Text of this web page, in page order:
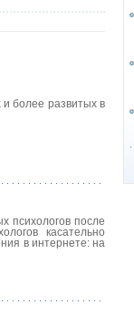
и более развитых в
психологов после
касательно
в интернете: на